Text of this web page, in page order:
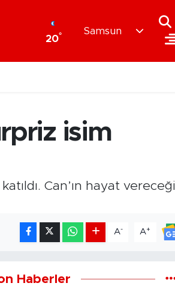
20°
Samsun
isim
Can’ın hayat vereceği
A- A+
Haberler